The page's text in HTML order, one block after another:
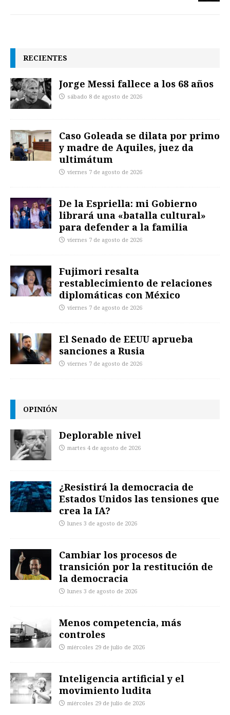
RECIENTES
Jorge Messi fallece a los 68 años
sábado 8 de agosto de 2026
Caso Goleada se dilata por primo
y madre de Aquiles, juez da
ultimátum
viernes 7 de agosto de 2026
De la Espriella: mi Gobierno
librará una «batalla cultural»
para defender a la familia
viernes 7 de agosto de 2026
Fujimori resalta
restablecimiento de relaciones
diplomáticas con México
viernes 7 de agosto de 2026
El Senado de EEUU aprueba
sanciones a Rusia
viernes 7 de agosto de 2026
OPINIÓN
Deplorable nivel
martes 4 de agosto de 2026
¿Resistirá la democracia de
Estados Unidos las tensiones que
crea la IA?
lunes 3 de agosto de 2026
Cambiar los procesos de
transición por la restitución de
la democracia
lunes 3 de agosto de 2026
Menos competencia, más
controles
miércoles 29 de julio de 2026
Inteligencia artificial y el
movimiento ludita
miércoles 29 de julio de 2026